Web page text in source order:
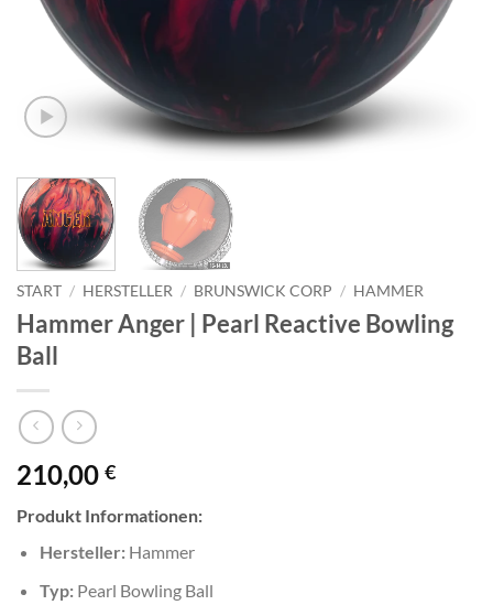
START / HERSTELLER / BRUNSWICK CORP / HAMMER
Hammer Anger | Pearl Reactive Bowling
Ball
210,00 €
Produkt Informationen:
Hersteller:Hammer
Typ:Pearl Bowling Ball